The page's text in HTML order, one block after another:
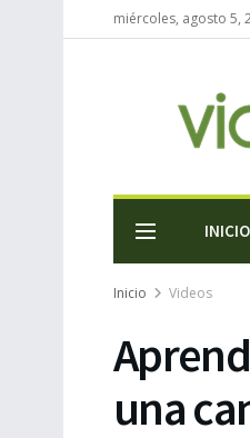
miércoles, agosto 5,
INICIO
Inicio Videos
una